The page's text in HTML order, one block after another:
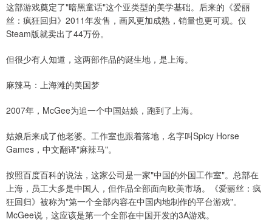
这部游戏奠定了"暗黑童话"这个亚类型的美学基础。后来的《爱丽
丝：疯狂回归》2011年发售，画风更加成熟，销量也更可观。仅
Steam版就卖出了44万份。
但很少有人知道，这两部作品的诞生地，是上海。
麻辣马：上海滩的美国梦
2007年，McGee为追一个中国姑娘，跑到了上海。
姑娘后来成了他老婆。工作室也跟着落地，名字叫Spicy Horse
Games，中文翻译"麻辣马"。
按照百度百科的说法，这家公司是一家"中国的外国工作室"。总部在
上海，员工大多是中国人，但作品全部面向欧美市场。《爱丽丝：疯
狂回归》被称为"第一个全部内容在中国内地制作的平台游戏"。
McGee说，这应该是第一个全部在中国开发的3A游戏。